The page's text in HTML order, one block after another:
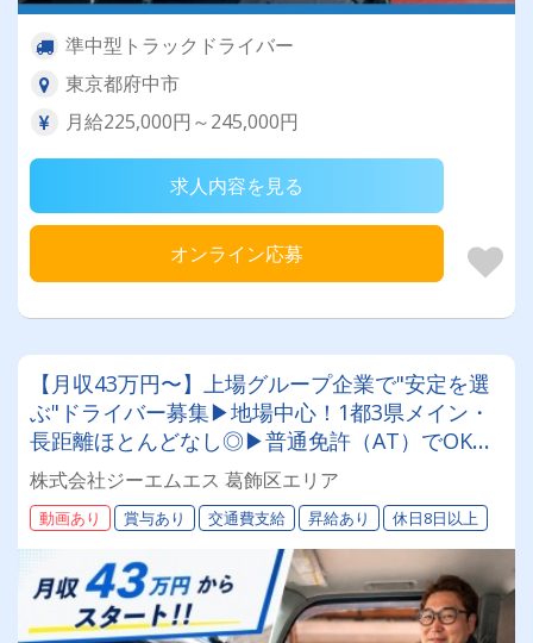
準中型トラックドライバー
東京都府中市
月給225,000円～245,000円
求人内容を見る
オンライン応募
【月収43万円〜】上場グループ企業で"安定を選
ぶ"ドライバー募集▶地場中心！1都3県メイン・
長距離ほとんどなし◎▶普通免許（AT）でOK！
免許取得支援あり▶週休2日・シフト制で予定が
立てやすい！
株式会社ジーエムエス 葛飾区エリア
動画あり 賞与あり 交通費支給 昇給あり 休日8日以上